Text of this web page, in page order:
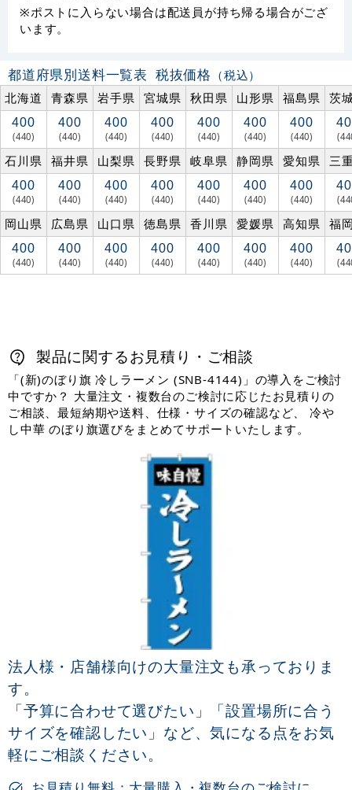
※ポストに入らない場合は配送員が持ち帰る場合がござ
います。
都道府県別送料一覧表 税抜価格 （税込）
北海道
青森県 岩手県 宮城県 秋田県 山形県 福島県 茨
400
(440)
400
(440)
400
(440)
400
(440)
400
(440)
400
(440)
400
(440)
石川県 福井県 山梨県 長野県 岐阜県 静岡県 愛知県 三
400
(440)
400
(440)
400
(440)
400
(440)
400
(440)
400
(440)
400
(440)
岡山県 広島県 山口県 徳島県 香川県 愛媛県 高知県 福
400
(440)
400
(440)
400
(440)
400
(440)
400
(440)
400
(440)
400
(440)
製品に関するお見積り・ご相談
「(新)のぼり旗 冷しラーメン (SNB-4144)」の導入をご検討
中ですか？ 大量注文・複数台のご検討に応じたお見積りの
ご相談、最短納期や送料、仕様・サイズの確認など、 冷や
し中華 のぼり旗選びをまとめてサポートいたします。
法人様・店舗様向けの大量注文も承っておりま
す。
「予算に合わせて選びたい」「設置場所に合う
サイズを確認したい」など、気になる点をお気
軽にご相談ください。